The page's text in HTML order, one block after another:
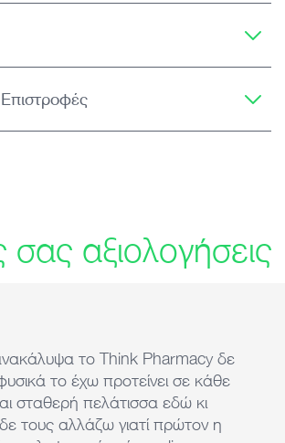
σας αξιολογήσεις
7 images. Use arrow keys or the
το Think Pharmacy δε
το έχω προτείνει σε κάθε
σταθερή πελάτισσα εδώ κι
τους αλλάζω γιατί πρώτον η